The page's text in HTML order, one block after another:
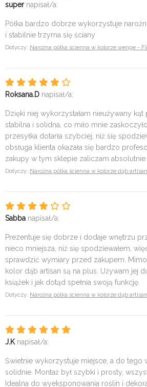
supernapisał/a:
Półka bardzo dobrze wykorzystuje
i stabilnie trzyma się ściany
Dotyczy: Narożna półka ścienna w kolorze wenge -
Roksana.D napisał/a:
Dzięki niej wykorzystałam nieużywany kąt
stabilna i solidna, co miło mnie
przesyłka dotarła szybciej, niż się
obsługa klienta okazała się bardzo
zakupy w tym sklepie zaliczam
Dotyczy: Narożna pólka ścienna w kolorze dąb
Sabba napisał/a:
Prezentuje się dobrze i dodaje wnętrzu
nieco mniejsza, niż się spodziewałem,
sprawdzić wymiary przed zakupem.
kolor dąb artisan są na plus. Używam jej
książek i jak dotąd spełnia swoją funkcję.
Dotyczy: Narożna pólka ścienna w kolorze dąb
J.K napisał/a:
Świetnie wykorzystuje miejsce, a do tego
solidnie. Montaż był szybki i prosty,
Idealna do wyeksponowania roślin i